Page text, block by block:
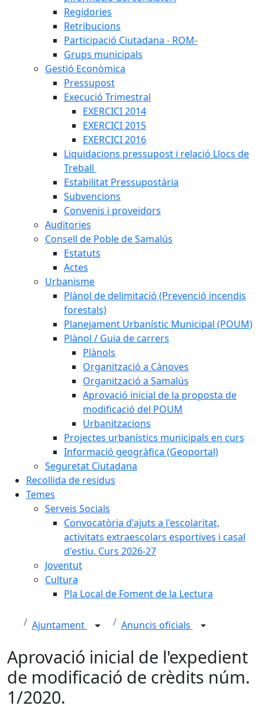
Regidories
Retribucions
Participació Ciutadana - ROM-
Grups municipals
Gestió Econòmica
Pressupost
Execució Trimestral
EXERCICI 2014
EXERCICI 2015
EXERCICI 2016
Liquidacions pressupost i relació Llocs de
Treball
Estabilitat Pressupostària
Subvencions
Convenis i proveïdors
Auditories
Consell de Poble de Samalús
Estatuts
Actes
Urbanisme
Plànol de delimitació (Prevenció incendis
forestals)
Planejament Urbanístic Municipal (POUM)
Plànol / Guia de carrers
Plànols
Organització a Cànoves
Organització a Samalús
Aprovació inicial de la proposta de
modificació del POUM
Urbanitzacions
Projectes urbanístics municipals en curs
Informació geogràfica (Geoportal)
Seguretat Ciutadana
Recollida de residus
Temes
Serveis Socials
Convocatòria d'ajuts a l'escolaritat,
activitats extraescolars esportives i casal
d'estiu. Curs 2026-27
Joventut
Cultura
Pla Local de Foment de la Lectura
Ajuntament Anuncis oficials
Aprovació inicial de l'expedient
de modificació de crèdits núm.
1/2020.